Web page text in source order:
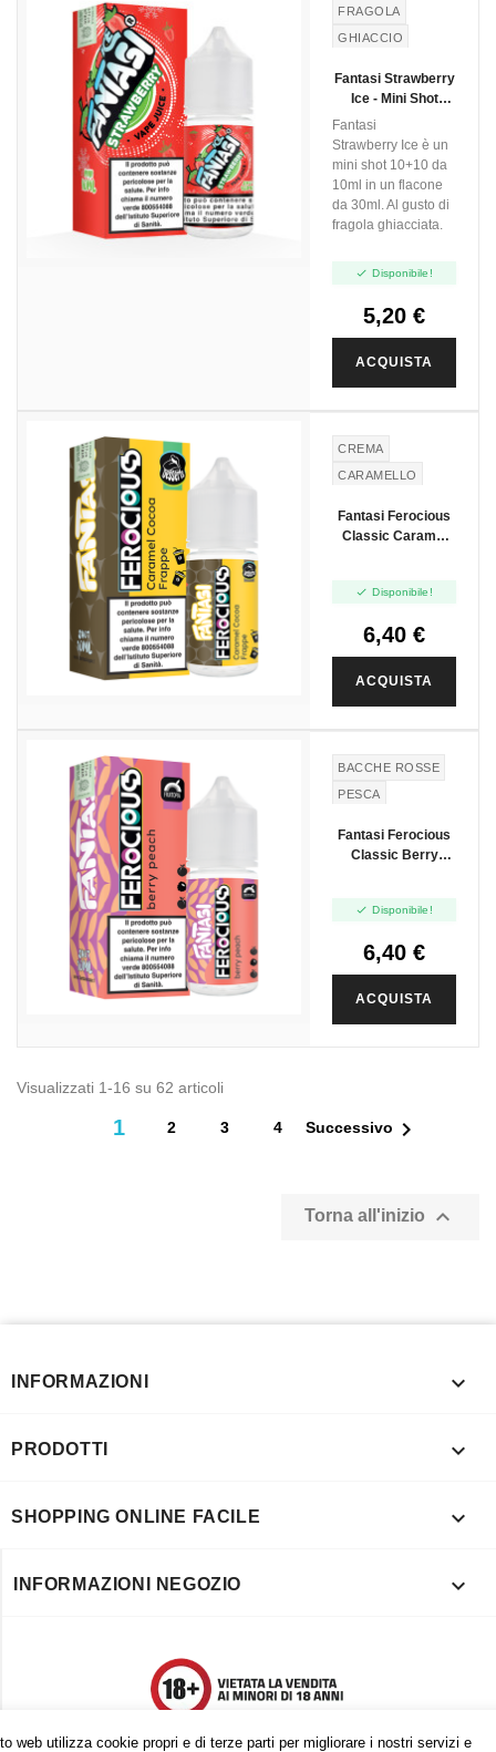
FRAGOLA
GHIACCIO
Fantasi Strawberry
Ice - Mini Shot
10+10
Fantasi
Strawberry Ice è un
mini shot 10+10 da
10ml in un flacone
da 30ml. Al gusto di
fragola ghiacciata.
 Disponibile!
5,20 €
ACQUISTA
CREMA
CARAMELLO
Fantasi Ferocious
Classic Caramel
 Disponibile!
6,40 €
ACQUISTA
BACCHE ROSSE
PESCA
Fantasi Ferocious
Classic Berry
 Disponibile!
6,40 €
ACQUISTA
Visualizzati 1-16 su 62 articoli
1 2 3 4 Successivo 
Torna all'inizio 
web utilizza cookie propri e di terze parti per migliorare i nostri servizi e
INFORMAZIONI 
PRODOTTI 
SHOPPING ONLINE FACILE 
INFORMAZIONI NEGOZIO 